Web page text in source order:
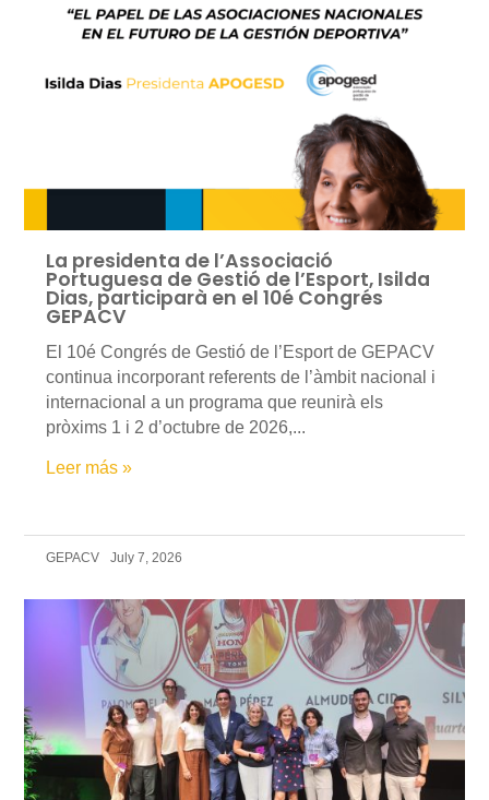
La presidenta de l’Associació
Portuguesa de Gestió de l’Esport, Isilda
Dias, participarà en el 10é Congrés
GEPACV
El 10é Congrés de Gestió de l’Esport de GEPACV
continua incorporant referents de l’àmbit nacional i
internacional a un programa que reunirà els
pròxims 1 i 2 d’octubre de 2026,...
Leer más »
GEPACV July 7, 2026